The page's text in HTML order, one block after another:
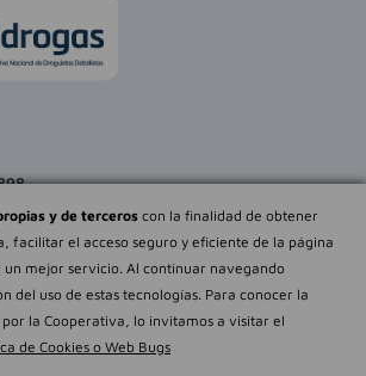
y de terceroscon la finalidad de obtener
facilitar el acceso seguro y eficiente de la página
mejor servicio. Al continuar navegando
del uso de estas tecnologías. Para conocer la
la Cooperativa, lo invitamos a visitar el
de Cookies o Web Bugs